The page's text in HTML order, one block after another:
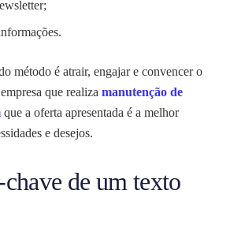
método é atrair, engajar e convencer o
que realiza manutenção de
que a oferta apresentada é a melhor
e desejos.
de um texto